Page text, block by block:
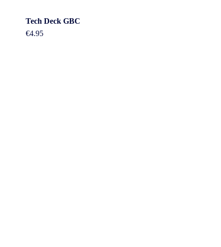
Tech Deck GBC
€4.95